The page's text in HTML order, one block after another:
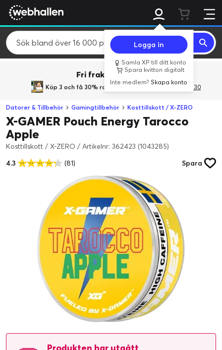
Logga in
Samla XP till ditt konto
Spara kvitton digitalt
Inte medlem?Skapa konto
Fri frakt över 800 kr.
Köp 3 och få 30% rabatt med rabattkoden 3Gives30
Datorer & Tillbehör Gamingtillbehör Kosttillskott / X-ZERO
X-GAMER Pouch Energy Tarocco
Apple
Kosttillskott / X-ZERO / Artikelnr: 362423 (1043285)
4.3
(81) Spara